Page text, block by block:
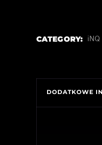
CATEGORY: iNQ
DODATKOWE